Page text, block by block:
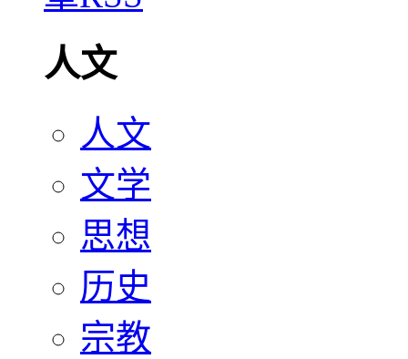
人文
人文
文学
思想
历史
宗教